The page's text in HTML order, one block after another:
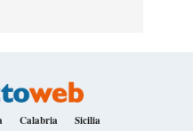
Calabria Sicilia